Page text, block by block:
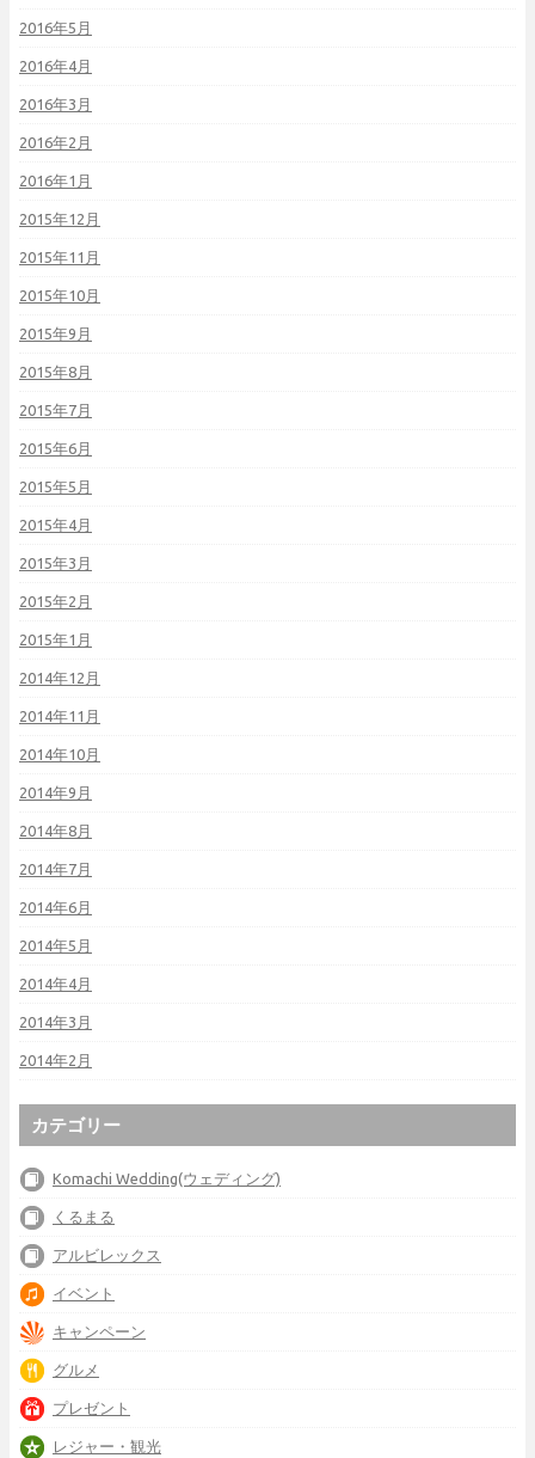
2016年5月
2016年4月
2016年3月
2016年2月
2016年1月
2015年12月
2015年11月
2015年10月
2015年9月
2015年8月
2015年7月
2015年6月
2015年5月
2015年4月
2015年3月
2015年2月
2015年1月
2014年12月
2014年11月
2014年10月
2014年9月
2014年8月
2014年7月
2014年6月
2014年5月
2014年4月
2014年3月
2014年2月
カテゴリー
Komachi Wedding(ウェディング)
くるまる
アルビレックス
イベント
キャンペーン
グルメ
プレゼント
レジャー・観光